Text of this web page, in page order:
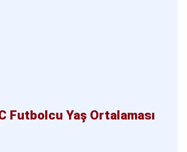
Futbolcu Yaş Ortalaması